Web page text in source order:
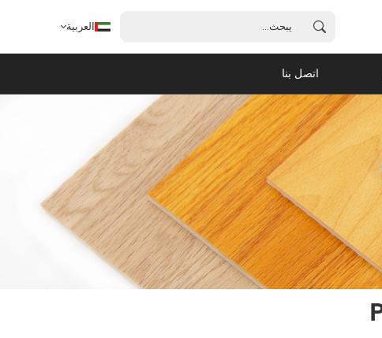
العربية
العربية
français
español
português
اتصل بنا